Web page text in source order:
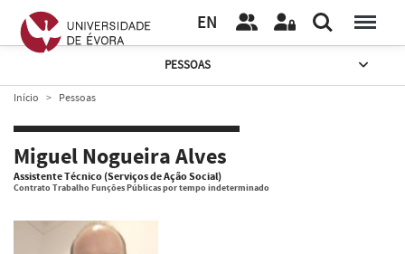
EN
PESSOAS
Início Pessoas
Miguel Nogueira Alves
Assistente Técnico (Serviços de Ação Social)
Contrato Trabalho Funções Públicas por tempo indeterminado